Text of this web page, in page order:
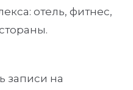
отель, фитнес,
записи на